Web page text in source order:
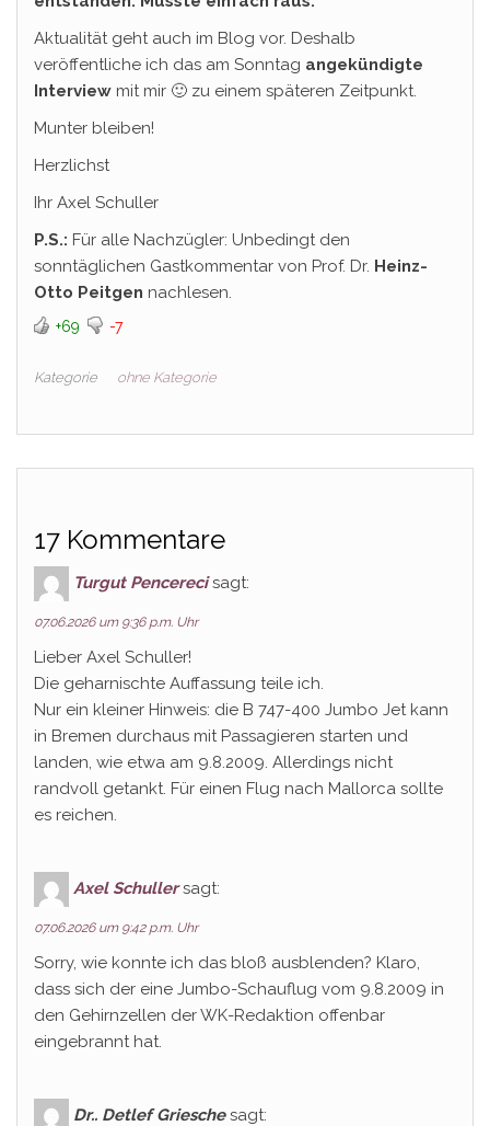
Aktualität geht auch im Blog vor. Deshalb
veröffentliche ich das am Sonntag angekündigte
Interview mit mir 🙂 zu einem späteren Zeitpunkt.
Munter bleiben!
Herzlichst
Ihr Axel Schuller
P.S.: Für alle Nachzügler: Unbedingt den
sonntäglichen Gastkommentar von Prof. Dr. Heinz-
Otto Peitgen nachlesen.
+69 -7
Kategorie ohne Kategorie
17 Kommentare
Turgut Pencereci sagt:
07.06.2026 um 9:36 p.m. Uhr
Lieber Axel Schuller!
Die geharnischte Auffassung teile ich.
Nur ein kleiner Hinweis: die B 747-400 Jumbo Jet kann
in Bremen durchaus mit Passagieren starten und
landen, wie etwa am 9.8.2009. Allerdings nicht
randvoll getankt. Für einen Flug nach Mallorca sollte
es reichen.
Axel Schuller sagt:
07.06.2026 um 9:42 p.m. Uhr
Sorry, wie konnte ich das bloß ausblenden? Klaro,
dass sich der eine Jumbo-Schauflug vom 9.8.2009 in
den Gehirnzellen der WK-Redaktion offenbar
eingebrannt hat.
Dr.. Detlef Griesche sagt: